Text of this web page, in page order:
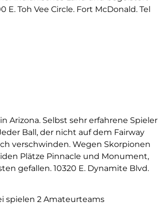
Toh Vee Circle. Fort McDonald. Tel
Arizona. Selbst sehr erfahrene Spieler
Ball, der nicht auf dem Fairway
verschwinden. Wegen Skorpionen
Plätze Pinnacle und Monument,
gefallen. 10320 E. Dynamite Blvd.
spielen 2 Amateurteams